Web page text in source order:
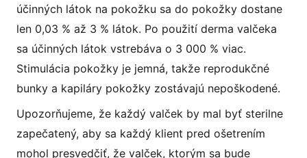
účinných látok na pokožku sa do pokožky dostane
len 0,03 % až 3 % látok. Po použití derma valčeka
sa účinných látok vstrebáva o 3 000 % viac.
Stimulácia pokožky je jemná, takže reprodukčné
bunky a kapiláry pokožky zostávajú nepoškodené.
Upozorňujeme, že každý valček by mal byť sterilne
zapečatený, aby sa každý klient pred ošetrením
mohol presvedčiť, že valček, ktorým sa bude